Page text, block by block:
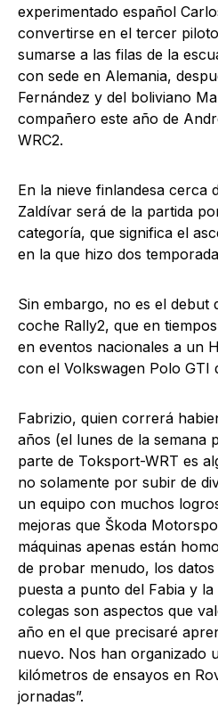
experimentado español
convertirse en el tercer
sumarse a las filas de la
con sede en Alemania,
Fernández y del boliviano
compañero este año de
WRC2.
En la nieve finlandesa cerca
Zaldívar será de la partida
categoría, que significa el
en la que hizo dos
Sin embargo, no es el debut
coche Rally2, que en
en eventos nacionales a un
con el Volkswagen Polo GTI
Fabrizio, quien correrá
años (el lunes de la semana
parte de Toksport-WRT es
no solamente por subir de
un equipo con muchos
mejoras que Škoda
máquinas apenas están
de probar menudo, los
puesta a punto del Fabia y
colegas son aspectos que
año en el que precisaré
nuevo. Nos han organizado
kilómetros de ensayos en
jornadas”.